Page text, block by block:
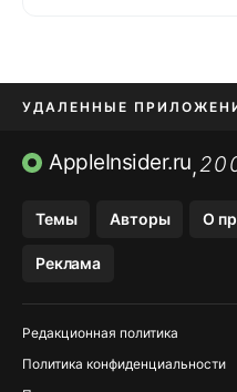
УДАЛЕННЫЕ
ПРИЛОЖЕНИЯ БЕЗ APP
AppleInsider.ru,
Темы Авторы О
Реклама
Редакционная политика
Политика конфиденциальности